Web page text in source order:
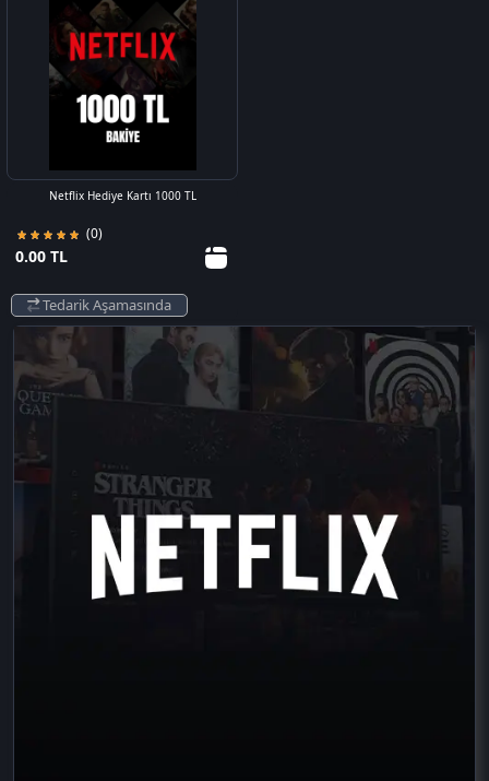
Netflix Hediye Kartı 1000 TL
(0)
0.00 TL
Tedarik Aşamasında